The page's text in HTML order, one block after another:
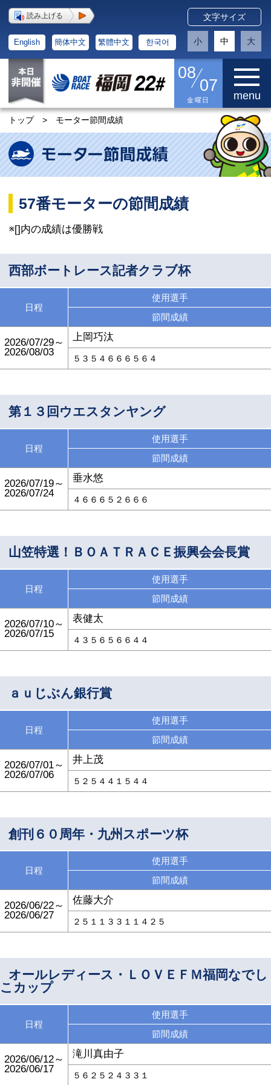
読み上げる
English 簡体中文 繁體中文 한국어
文字サイズ
小 中 大
08
07
金曜日 menu
トップ > モーター節間成績
57番モーターの節間成績
※[]内の成績は優勝戦
西部ボートレース記者クラブ杯
日程
使用選手
節間成績
2026/07/29～
2026/08/03
上岡巧汰
５３５４６６６５６４
第１３回ウエスタンヤング
日程
使用選手
節間成績
2026/07/19～
2026/07/24
垂水悠
４６６６５２６６６
山笠特選！ＢＯＡＴＲＡＣＥ振興会会長賞
日程
使用選手
節間成績
2026/07/10～
2026/07/15
表健太
４３５６５６６４４
ａｕじぶん銀行賞
日程
使用選手
節間成績
2026/07/01～
2026/07/06
井上茂
５２５４４１５４４
創刊６０周年・九州スポーツ杯
日程
使用選手
節間成績
2026/06/22～
2026/06/27
佐藤大介
２５１１３３１１４２５
オールレディース・ＬＯＶＥＦＭ福岡なでし
こカップ
日程
使用選手
節間成績
2026/06/12～
2026/06/17
滝川真由子
５６２５２４３３１